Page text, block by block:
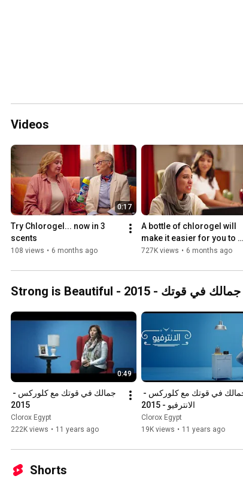
Videos
0:17
Try Chlorogel... now in 3
scents
108 views • 6 months ago
A bottle of chlorogel will
make it easier for you to
control and reach the most
727K views • 6 months ago
Strong is Beautiful - جمالك في قوتك - 2015
0:49
2015
Clorox Egypt
222K views • 11 years ago
الانترفيو - 2015
Clorox Egypt
19K views • 11 years ago
Shorts